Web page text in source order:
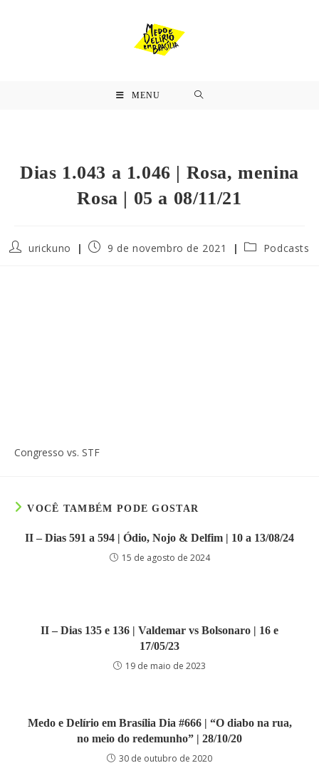
MENU
Dias 1.043 a 1.046 | Rosa, menina
Rosa | 05 a 08/11/21
urickuno 9 de novembro de 2021 Podcasts
Congresso vs. STF
VOCÊ TAMBÉM PODE GOSTAR
II – Dias 591 a 594 | Ódio, Nojo & Delfim | 10 a 13/08/24
15 de agosto de 2024
II – Dias 135 e 136 | Valdemar vs Bolsonaro | 16 e
17/05/23
19 de maio de 2023
Medo e Delírio em Brasília Dia #666 | “O diabo na rua,
no meio do redemunho” | 28/10/20
30 de outubro de 2020